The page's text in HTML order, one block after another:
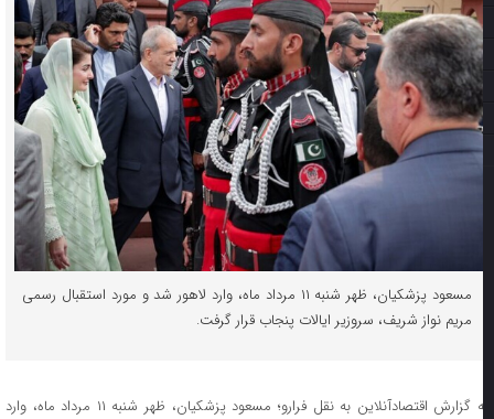
مسعود پزشکیان، ظهر شنبه ۱۱ مرداد ماه، وارد لاهور شد و مورد استقبال رسمی
مریم نواز شریف، سروزیر ایالات پنجاب قرار گرفت.
به گزارش اقتصادآنلاین به نقل فرارو؛ مسعود پزشکیان، ظهر شنبه ۱۱ مرداد ماه، وارد